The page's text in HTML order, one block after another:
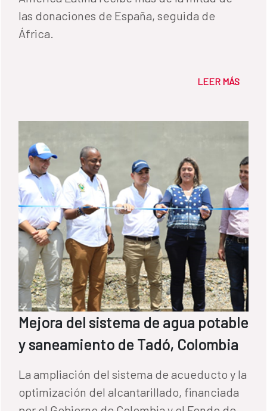
las donaciones de España, seguida de
África.
LEER MÁS
Mejora del sistema de agua potable
y saneamiento de Tadó, Colombia
La ampliación del sistema de acueducto y la
optimización del alcantarillado, financiada